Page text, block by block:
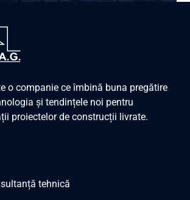
o companie ce îmbină buna pregătire
și tendințele noi pentru
proiectelor de construcții livrate.
tehnică